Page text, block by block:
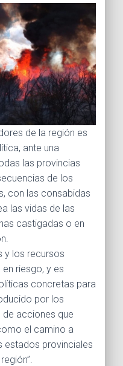
de la región es
ante una
las provincias
de los
con las consabidas
las vidas de las
castigadas o en
y los recursos
riesgo, y es
concretas para
por los
acciones que
el camino a
estados provinciales